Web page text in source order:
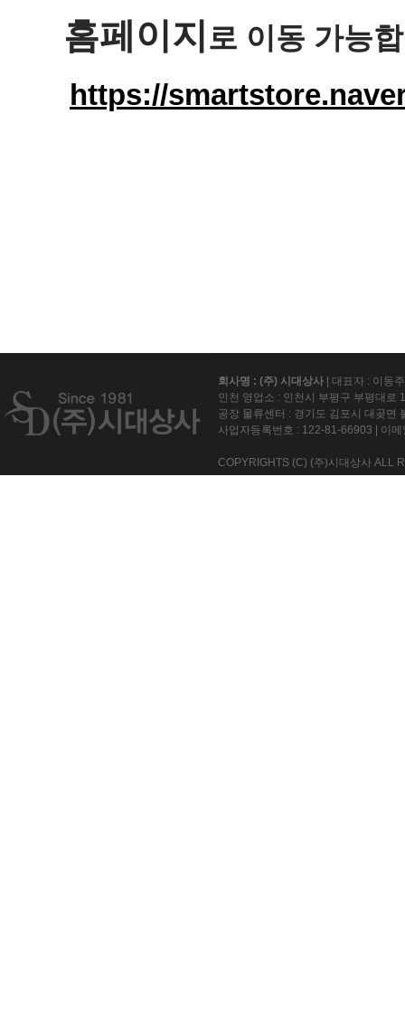
홈페이지로 이동 가능
https://
회사명 : (주) 시대상사 | 대표자 : 이동
인천 영업소 : 인천시 부평구 부평대로
공장 물류센터 : 경기도 김포시 대곶면
사업자등록번호 : 122-81-66903 | 이
COPYRIGHTS (C) (주)시대상사 ALL